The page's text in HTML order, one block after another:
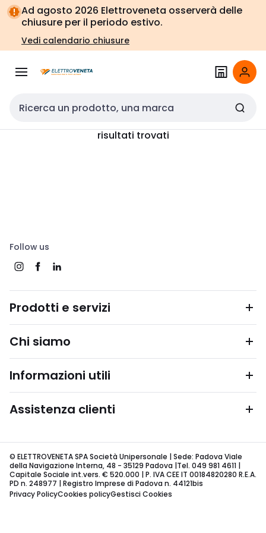
Vai alla
navigazione
Vai
alla
pagina
Ad agosto 2026 Elettroveneta osserverà delle
chiusure per il periodo estivo.
Vedi calendario chiusure
Cerca input
risultati trovati
Follow us
Prodotti e servizi
Chi siamo
Informazioni utili
Assistenza clienti
© ELETTROVENETA SPA Società Unipersonale | Sede: Padova Viale
della Navigazione Interna, 48 - 35129 Padova |Tel. 049 981 4611 |
Capitale Sociale int.vers. € 520.000 | P. IVA CEE IT 00184820280 R.E.A.
PD n. 248977 | Registro Imprese di Padova n. 44121bis
Privacy PolicyCookies policyGestisci Cookies